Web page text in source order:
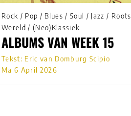
Rock / Pop / Blues / Soul / Jazz / Roots
Wereld / (Neo)Klassiek
ALBUMS VAN WEEK 15
Tekst: Eric van Domburg Scipio
Ma 6 April 2026